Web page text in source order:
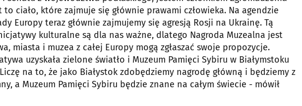
ciało, które zajmuje się głównie prawami człowieka. Na agendzie
Europy teraz głównie zajmujemy się agresją Rosji na Ukrainę. Tą
kulturalne są dla nas ważne, dlatego Nagroda Muzealna jest
miasta i muzea z całej Europy mogą zgłaszać swoje propozycje.
uzyskała zielone światło i Muzeum Pamięci Sybiru w Białymstoku
na to, że jako Białystok zdobędziemy nagrodę główną i będziemy z
a Muzeum Pamięci Sybiru będzie znane na całym świecie - mówił